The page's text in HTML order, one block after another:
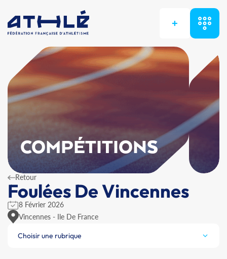
+
COMPÉTITIONS
Retour
Foulées De Vincennes
8 Février 2026
Vincennes - Ile De France
Choisir une rubrique